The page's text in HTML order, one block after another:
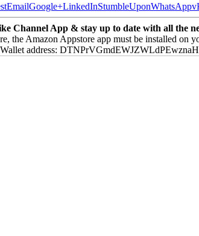
EmailGoogle+LinkedInStumbleUponWhatsApp
Channel App & stay up to date with all the
the Amazon Appstore app must be installed on
address: